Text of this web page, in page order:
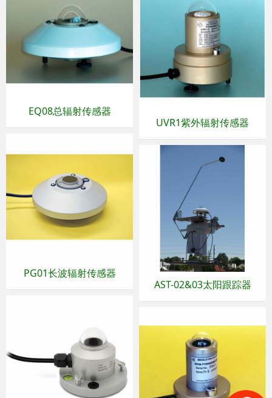
EQ08总辐射传感器
UVR1紫外辐射传感器
PG01长波辐射传感器
AST-02&03太阳跟踪器